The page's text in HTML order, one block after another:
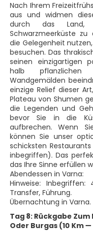
Nach Ihrem
aus und widmen
durch das Land,
Schwarzmeerküste zu
die Gelegenheit
besuchen. Das
seinen einzigartigen
halb pflanzlichen
Wandgemälden
einzige Relief dieser
Plateau von Shumen
die Legenden und
bevor Sie in die
aufbrechen. Wenn
können Sie unser
schicksten
inbegriffen). Das
das Ihre Sinne erfüllen
Abendessen in Varna:
Hinweise:
Transfer, Führung.
Übernachtung in Varna.
Tag 8: Rückgabe
Oder Burgas (10 Km